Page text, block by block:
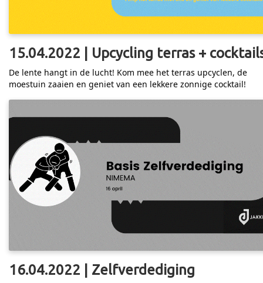
15.04.2022 | Upcycling terras +
De lente hangt in de lucht! Kom mee het terras upcyclen, de
moestuin zaaien en geniet van een lekkere zonnige cocktail!
16.04.2022 | Zelfverdediging